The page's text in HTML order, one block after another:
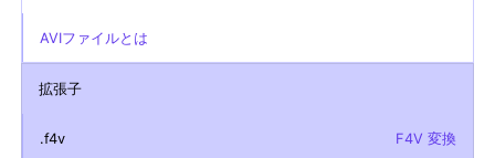
AVIファイルとは
拡張子
.f4v F4V 変換